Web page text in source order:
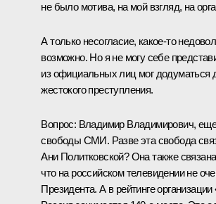
не было мотива, на мой взгляд, на
А только несогласие, какое‑то
возможно. Но я не могу себе
из официальных лиц мог додуматься
жестокого преступления.
Вопрос: Владимир Владимирович,
свободы СМИ. Разве эта свобода
Ани Политковской? Она также
что на российском телевидении не
Президента. А в рейтинге